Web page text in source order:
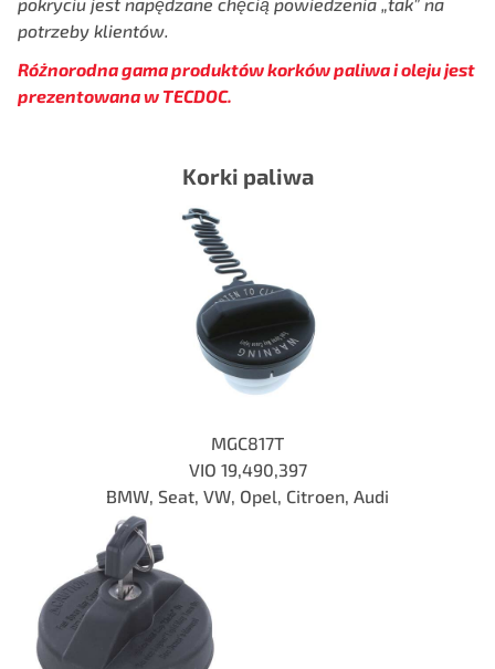
potrzeby klientów.
Różnorodna gama produktów korków paliwa i oleju jest
prezentowana w TECDOC.
Korki paliwa
MGC817T
VIO 19,490,397
BMW, Seat, VW, Opel, Citroen, Audi